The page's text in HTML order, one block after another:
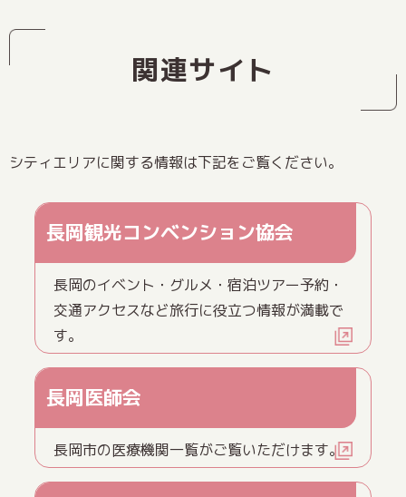
関連サイト
シティエリアに関する情報は下記をご覧ください。
長岡観光コンベンション協会
長岡のイベント・グルメ・宿泊ツアー予約・
交通アクセスなど旅行に役立つ情報が満載で
す。
長岡医師会
長岡市の医療機関一覧がご覧いただけます。